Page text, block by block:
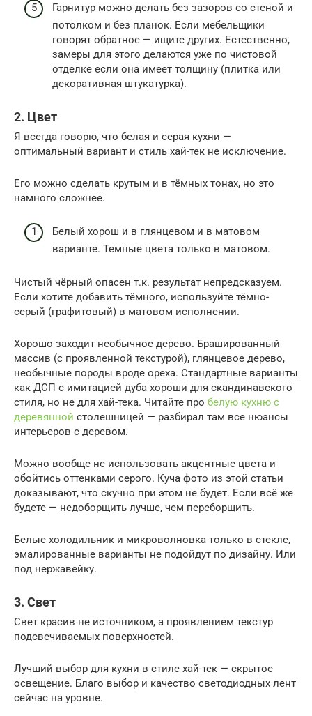
Гарнитур можно делать без зазоров со стеной и
потолком и без планок. Если мебельщики
говорят обратное — ищите других. Естественно,
замеры для этого делаются уже по чистовой
отделке если она имеет толщину (плитка или
декоративная штукатурка).
2. Цвет
Я всегда говорю, что белая и серая кухни —
оптимальный вариант и стиль хай-тек не исключение.
Его можно сделать крутым и в тёмных тонах, но это
намного сложнее.
Белый хорош и в глянцевом и в матовом
варианте. Темные цвета только в матовом.
Чистый чёрный опасен т.к. результат непредсказуем.
Если хотите добавить тёмного, используйте тёмно-
серый (графитовый) в матовом исполнении.
Хорошо заходит необычное дерево. Брашированный
массив (с проявленной текстурой), глянцевое дерево,
необычные породы вроде ореха. Стандартные варианты
как ДСП с имитацией дуба хороши для скандинавского
стиля, но не для хай-тека. Читайте про белую кухню с
деревянной столешницей — разбирал там все нюансы
интерьеров с деревом.
Можно вообще не использовать акцентные цвета и
обойтись оттенками серого. Куча фото из этой статьи
доказывают, что скучно при этом не будет. Если всё же
будете — недоборщить лучше, чем переборщить.
Белые холодильник и микроволновка только в стекле,
эмалированные варианты не подойдут по дизайну. Или
под нержавейку.
3. Свет
Свет красив не источником, а проявлением текстур
подсвечиваемых поверхностей.
Лучший выбор для кухни в стиле хай-тек — скрытое
освещение. Благо выбор и качество светодиодных лент
сейчас на уровне.